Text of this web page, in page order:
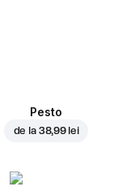
Pesto
de la 38,99 lei